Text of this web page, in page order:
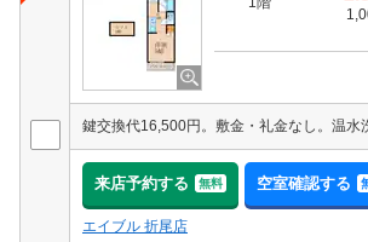
来店予約する 無料 空室確認する
エイブル 折尾店